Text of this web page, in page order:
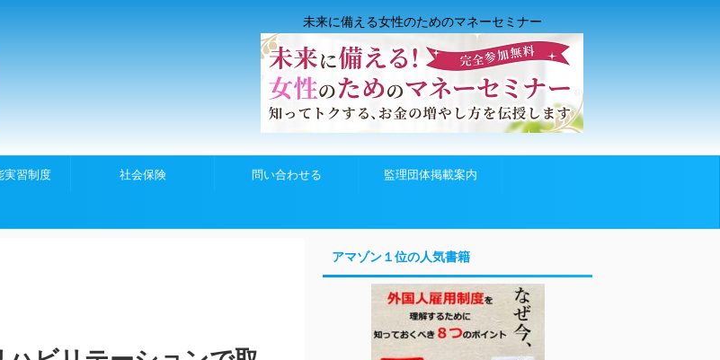
未来に備える女性のためのマネーセミナー
実習制度 社会保険 問い合わせる 監理団体掲載案内
アマゾン１位の人気書籍